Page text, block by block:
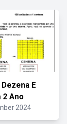
E
2 Ano
2024